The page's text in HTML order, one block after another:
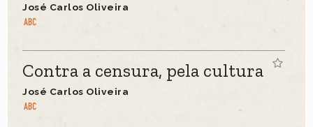
José Carlos Oliveira
Contra a censura, pela cultura
José Carlos Oliveira